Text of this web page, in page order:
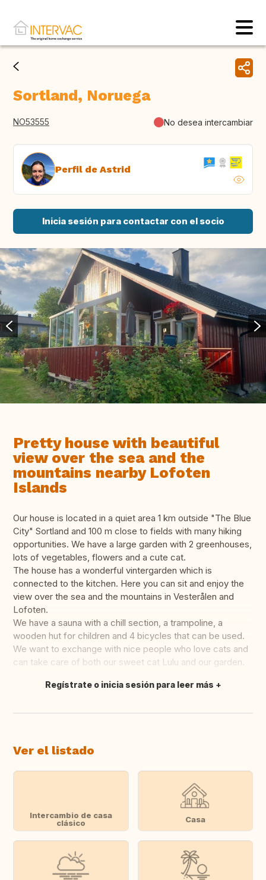
Sortland, Noruega
NO53555 No desea intercambiar
Perfil de Astrid
Inicia sesión para contactar con el socio
Pretty house with beautiful
view over the sea and the
mountains nearby Lofoten
Islands
Our house is located in a quiet area 1 km outside "The Blue
City" Sortland and 100 m close to fields with many hiking
opportunities. We have a large garden with 2 greenhouses,
lots of vegetables, flowers and a cute cat.
The house has a wonderful vintergarden which is
connected to the kitchen. Here you can sit and enjoy the
view over the sea and the mountains in Vesterålen and
Lofoten.
We have a sauna with a chill section, a trampoline, a
wooden hut for children and 4 bicycles that can be used.
We want to exchange with nice people who love cats and
can take care of both our sweet cat Lulu and our garden.
Traducir
Regístrate o inicia sesión para leer más
Ver el listado
Intercambio de casa
clásico
Casa